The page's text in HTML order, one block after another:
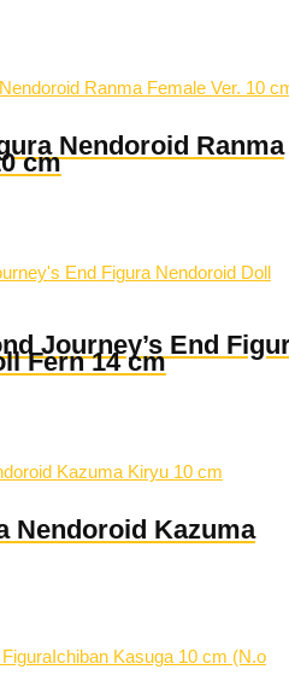
Nendoroid Ranma
cm
Journey’s End
Fern 14 cm
Nendoroid Kazuma